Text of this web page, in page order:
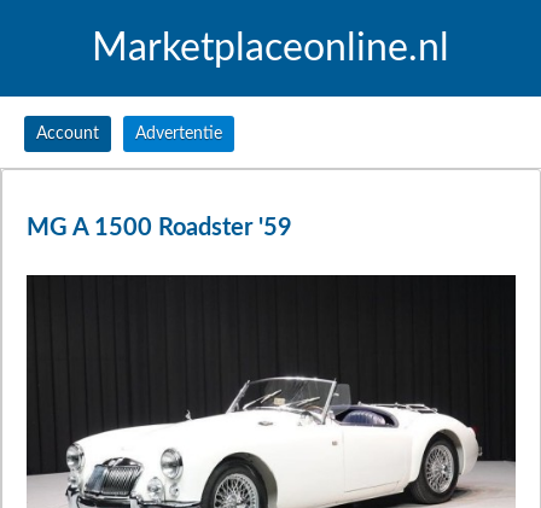
Marketplaceonline.nl
Account Advertentie
MG A 1500 Roadster '59